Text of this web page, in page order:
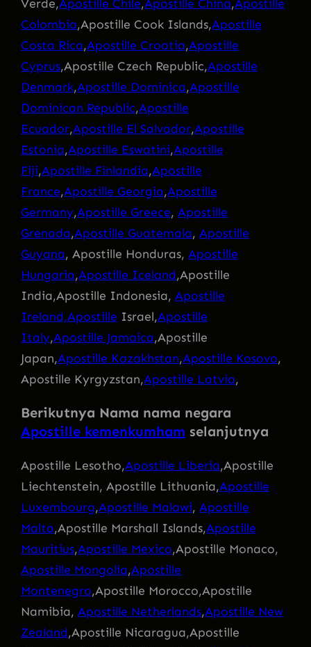
Verde,Apostille Chile,Apostille China,Apostille
Colombia,Apostille Cook Islands,Apostille
Costa Rica,Apostille Croatia,Apostille
Cyprus,Apostille Czech Republic,Apostille
Denmark,Apostille Dominica,Apostille
Dominican Republic,Apostille
Ecuador,Apostille El Salvador,Apostille
Estonia,Apostille Eswatini,Apostille
Fiji,Apostille Finlandia,Apostille
France,Apostille Georgia,Apostille
Germany,Apostille Greece, Apostille
Grenada,Apostille Guatemala, Apostille
Guyana, Apostille Honduras, Apostille
Hungaria,Apostille Iceland,Apostille
India,Apostille Indonesia, Apostille
Ireland,Apostille Israel,Apostille
Italy,Apostille Jamaica,Apostille
Japan,Apostille Kazakhstan,Apostille Kosovo,
Apostille Kyrgyzstan,Apostille Latvia,
Berikutnya Nama nama negara
Apostille kemenkumham selanjutnya
Apostille Lesotho,Apostille Liberia,Apostille
Liechtenstein, Apostille Lithuania,Apostille
Luxembourg,Apostille Malawi, Apostille
Malta,Apostille Marshall Islands,Apostille
Mauritius,Apostille Mexico,Apostille Monaco,
Apostille Mongolia,Apostille
Montenegro,Apostille Morocco,Apostille
Namibia, Apostille Netherlands,Apostille New
Zealand,Apostille Nicaragua,Apostille